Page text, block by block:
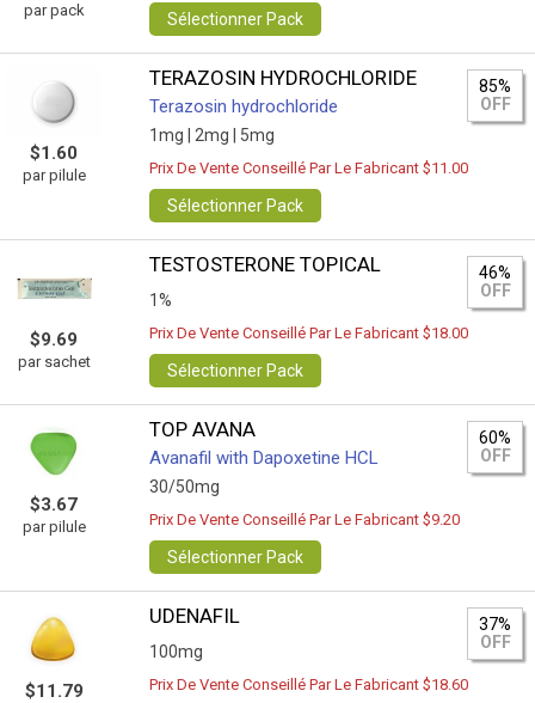
par pack Sélectionner Pack
$1.60
par pilule
TERAZOSIN HYDROCHLORIDE
Terazosin hydrochloride
1mg | 2mg | 5mg
85%
OFF
Prix De Vente Conseillé Par Le Fabricant $11.00
Sélectionner Pack
$9.69
par sachet
TESTOSTERONE TOPICAL
1%
46%
OFF
Prix De Vente Conseillé Par Le Fabricant $18.00
Sélectionner Pack
$3.67
par pilule
TOP AVANA
Avanafil with Dapoxetine HCL
30/50mg
60%
OFF
Prix De Vente Conseillé Par Le Fabricant $9.20
Sélectionner Pack
$11.79
UDENAFIL
100mg
37%
OFF
Prix De Vente Conseillé Par Le Fabricant $18.60